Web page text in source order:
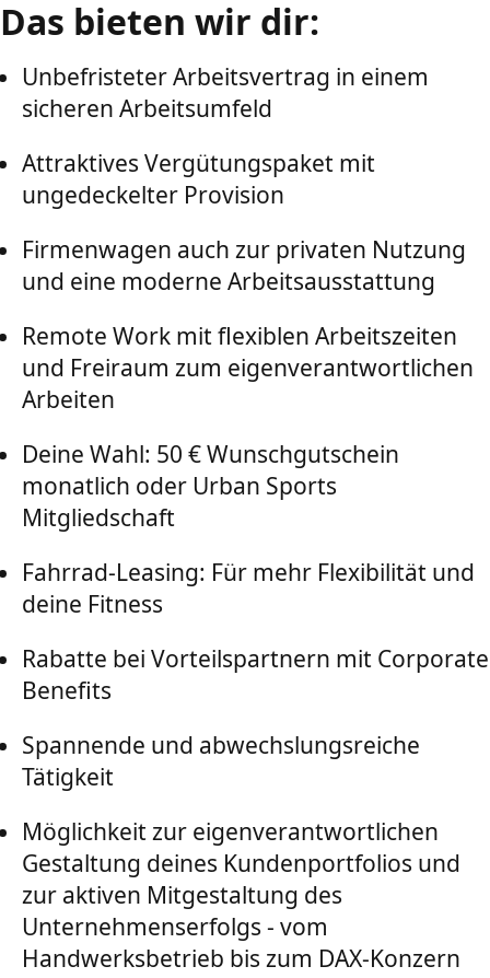
Das bieten wir dir:
Unbefristeter Arbeitsvertrag in einem
sicheren Arbeitsumfeld
Attraktives Vergütungspaket mit
ungedeckelter Provision
Firmenwagen auch zur privaten Nutzung
und eine moderne Arbeitsausstattung
Remote Work mit flexiblen Arbeitszeiten
und Freiraum zum eigenverantwortlichen
Arbeiten
Deine Wahl: 50 € Wunschgutschein
monatlich oder Urban Sports
Mitgliedschaft
Fahrrad-Leasing: Für mehr Flexibilität und
deine Fitness
Rabatte bei Vorteilspartnern mit Corporate
Benefits
Spannende und abwechslungsreiche
Tätigkeit
Möglichkeit zur eigenverantwortlichen
Gestaltung deines Kundenportfolios und
zur aktiven Mitgestaltung des
Unternehmenserfolgs - vom
Handwerksbetrieb bis zum DAX-Konzern